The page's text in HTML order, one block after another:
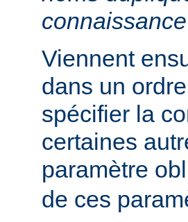
Viennent
dans un
spécifier la
certaines
paramètre
de ces